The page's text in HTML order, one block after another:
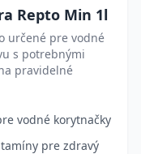
Repto Min 1l
určené pre vodné
s potrebnými
pravidelné
vodné korytnačky
pre zdravý